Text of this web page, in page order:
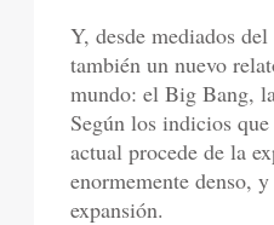
Y, desde mediados
también un nuevo
mundo: el Big Bang,
Según los indicios
actual procede de la
enormemente denso,
expansión.